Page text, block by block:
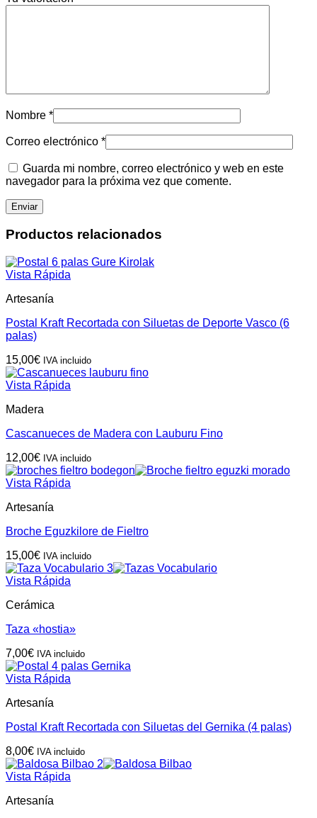
Nombre *
Correo electrónico *
Guarda mi nombre, correo electrónico y web en este
navegador para la próxima vez que comente.
Productos relacionados
Vista Rápida
Artesanía
Postal Kraft Recortada con Siluetas de Deporte Vasco (6
palas)
15,00€ IVA incluido
Vista Rápida
Madera
Cascanueces de Madera con Lauburu Fino
12,00€ IVA incluido
Vista Rápida
Artesanía
Broche Eguzkilore de Fieltro
15,00€ IVA incluido
Vista Rápida
Cerámica
Taza «hostia»
7,00€ IVA incluido
Vista Rápida
Artesanía
Postal Kraft Recortada con Siluetas del Gernika (4 palas)
8,00€ IVA incluido
Vista Rápida
Artesanía